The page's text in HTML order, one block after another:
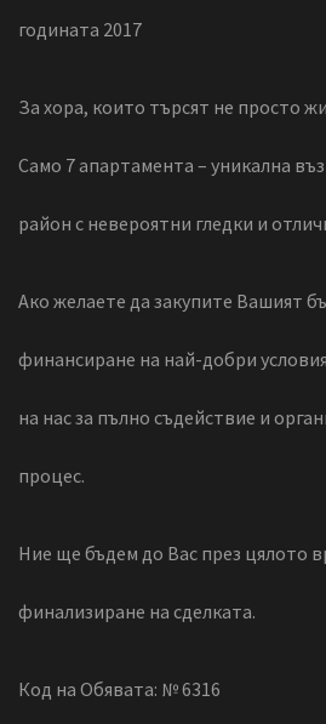
годината 2017
За хора, които търсят не просто
Само 7 апартамента – уникална
район с невероятни гледки и
Ако желаете да закупите Вашият
финансиране на най-добри
на нас за пълно съдействие и
процес.
Ние ще бъдем до Вас през цялото
финализиране на сделката.
Код на Обявата: № 6316